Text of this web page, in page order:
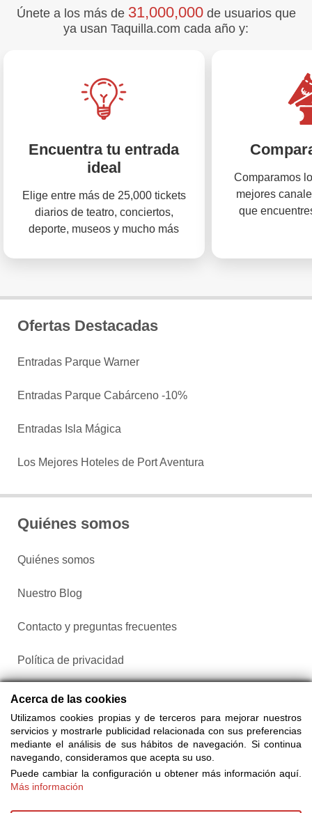
Únete a los más de 31,000,000de usuarios que
ya usan Taquilla.com cada año y:
Encuentra tu entrada
ideal
Elige entre más de 25,000 tickets
diarios de teatro, conciertos,
deporte, museos y mucho más
Comparamos
mejores
que
Ofertas Destacadas
Entradas Parque Warner
Entradas Parque Cabárceno -10%
Entradas Isla Mágica
Los Mejores Hoteles de Port Aventura
Quiénes somos
Quiénes somos
Nuestro Blog
Contacto y preguntas frecuentes
Política de privacidad
Configurar cookies
Acerca de las cookies
Utilizamos cookies propias y de terceros para mejorar nuestros
servicios y mostrarle publicidad relacionada con sus preferencias
mediante el análisis de sus hábitos de navegación. Si continua
navegando, consideramos que acepta su uso.
Puede cambiar la configuración u obtener más información aquí.
Más información